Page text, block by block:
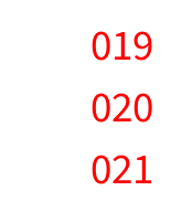
019
020
021